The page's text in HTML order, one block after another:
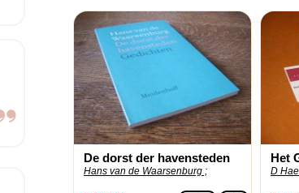
De dorst der havensteden
Hans van de Waarsenburg ;
Het
D